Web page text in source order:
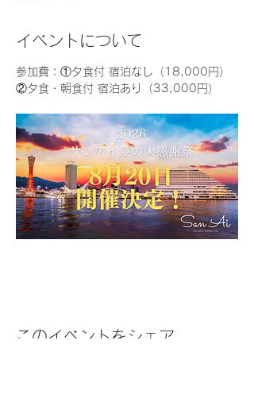
イベントについて
参加費：①夕食付 宿泊なし（18,000円）
②夕食・朝食付 宿泊あり（33,000円）
このイベントをシェア